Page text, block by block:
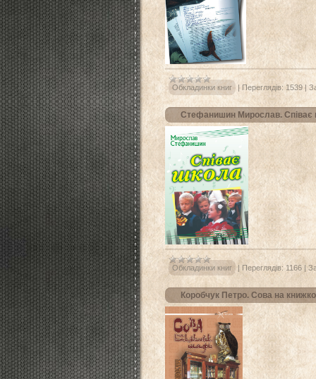
Обкладинки книг | Переглядів: 1539|
Стефанишин Мирослав. Співає
Обкладинки книг | Переглядів: 1166 |
Коробчук Петро. Сова на